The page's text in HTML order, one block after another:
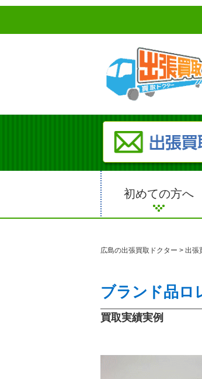
初めての方へ
広島の出張買取ドクター > 出張
ブランド品ロ
買取実績実例